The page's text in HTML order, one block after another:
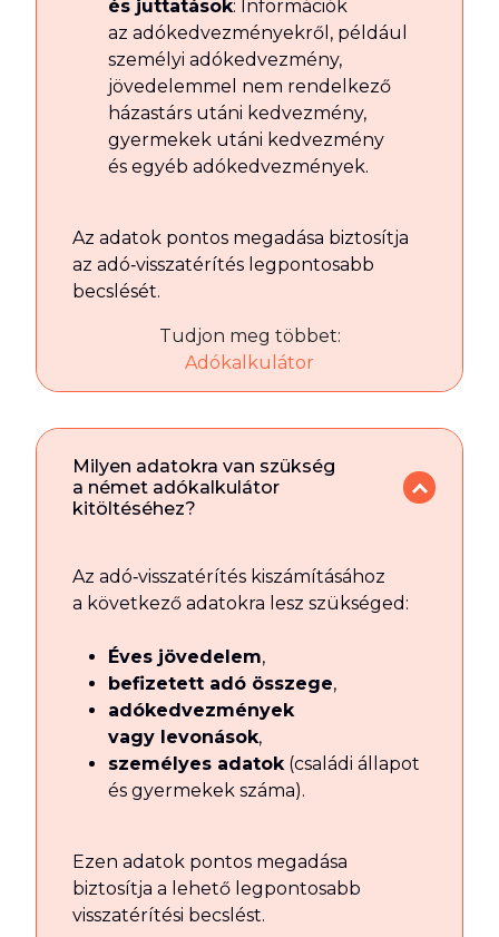
és juttatások: Információk
az adókedvezményekről, például
személyi adókedvezmény,
jövedelemmel nem rendelkező
házastárs utáni kedvezmény,
gyermekek utáni kedvezmény
és egyéb adókedvezmények.
Az adatok pontos megadása biztosítja
az adó‑visszatérítés legpontosabb
becslését.
Tudjon meg többet:
Adókalkulátor
Milyen adatokra van szükség
a német adókalkulátor
kitöltéséhez?
Az adó‑visszatérítés kiszámításához
a következő adatokra lesz szükséged:
Éves jövedelem,
befizetett adó összege,
adókedvezmények
vagy levonások,
személyes adatok(családi állapot
és gyermekek száma).
Ezen adatok pontos megadása
biztosítja a lehető legpontosabb
visszatérítési becslést.